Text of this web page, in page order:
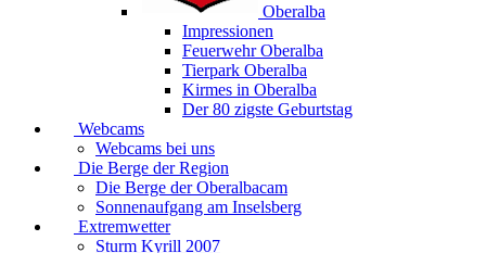
Oberalba
Impressionen
Feuerwehr Oberalba
Tierpark Oberalba
Kirmes in Oberalba
Der 80 zigste Geburtstag
Webcams
Webcams bei uns
Die Berge der Region
Die Berge der Oberalbacam
Sonnenaufgang am Inselsberg
Extremwetter
Sturm Kyrill 2007